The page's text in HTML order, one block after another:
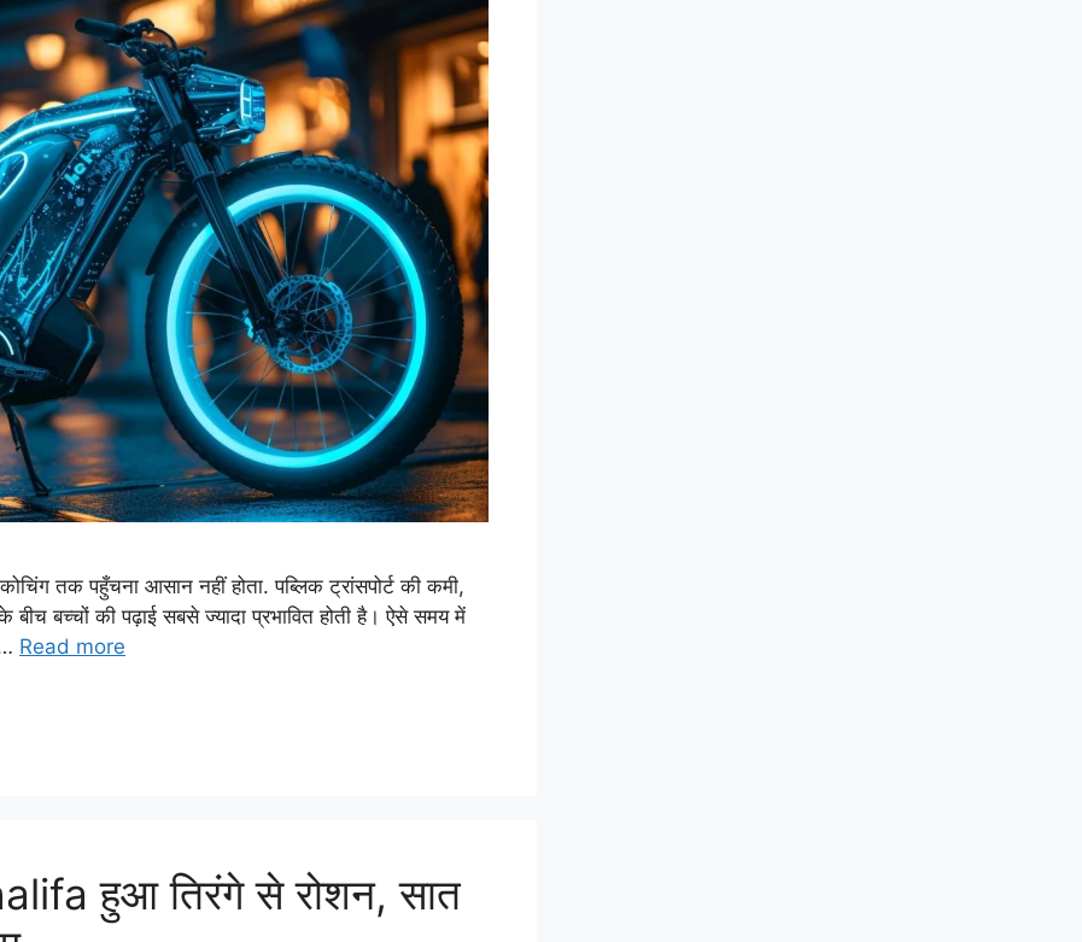
तक पहुँचना आसान नहीं होता. पब्लिक ट्रांसपोर्ट की कमी,
बच्चों की पढ़ाई सबसे ज्यादा प्रभावित होती है। ऐसे समय में
Read more
हुआ तिरंगे से रोशन, सात